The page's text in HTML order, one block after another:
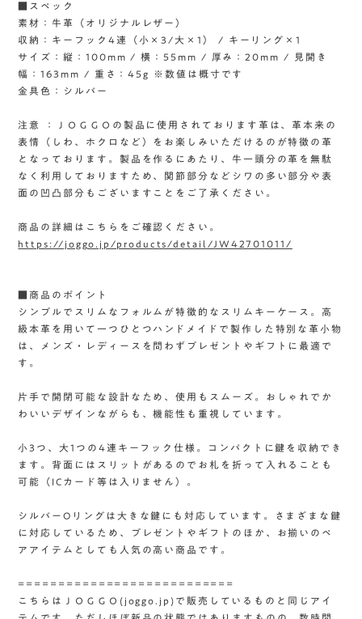
■スペック
素材：牛革（オリジナルレザー）
収納：キーフック4連（小×3/大×1） / キーリング×1
サイズ：縦：100mm / 横：55mm / 厚み：20mm / 見開き
幅：163mm / 重さ：45g ※数値は概寸です
金具色：シルバー
注意 ：ＪＯＧＧＯの製品に使用されております革は、革本来の
表情（しわ、ホクロなど）をお楽しみいただけるのが特徴の革
となっております。製品を作るにあたり、牛一頭分の革を無駄
なく利用しておりますため、関節部分などシワの多い部分や表
面の凹凸部分もございますことをご了承ください。
商品の詳細はこちらをご確認ください。
https://joggo.jp/products/detail/JW42701011/
■商品のポイント
シンプルでスリムなフォルムが特徴的なスリムキーケース。高
級本革を用いて一つひとつハンドメイドで製作した特別な革小物
は、メンズ・レディースを問わずプレゼントやギフトに最適で
す。
片手で開閉可能な設計なため、使用もスムーズ。おしゃれでか
わいいデザインながらも、機能性も重視しています。
小3つ、大1つの4連キーフック仕様。コンパクトに鍵を収納でき
ます。背面にはスリットがあるのでお札を折って入れることも
可能（ICカード等は入りません）。
シルバーOリングは大きな鍵にも対応しています。さまざまな鍵
に対応しているため、プレゼントやギフトのほか、お揃いのペ
アアイテムとしても人気の高い商品です。
===========================
こちらはＪＯＧＧＯ(joggo.jp)で販売しているものと同じアイ